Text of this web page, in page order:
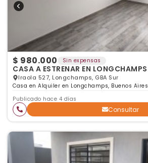
$ 980.000 Sin expensas
CASA A ESTRENAR EN LONGCHAMPS
Iraola 527, Longchamps, GBA Sur
Casa en Alquiler en Longchamps, Buenos Aires
Publicado hace 4 días
Consultar